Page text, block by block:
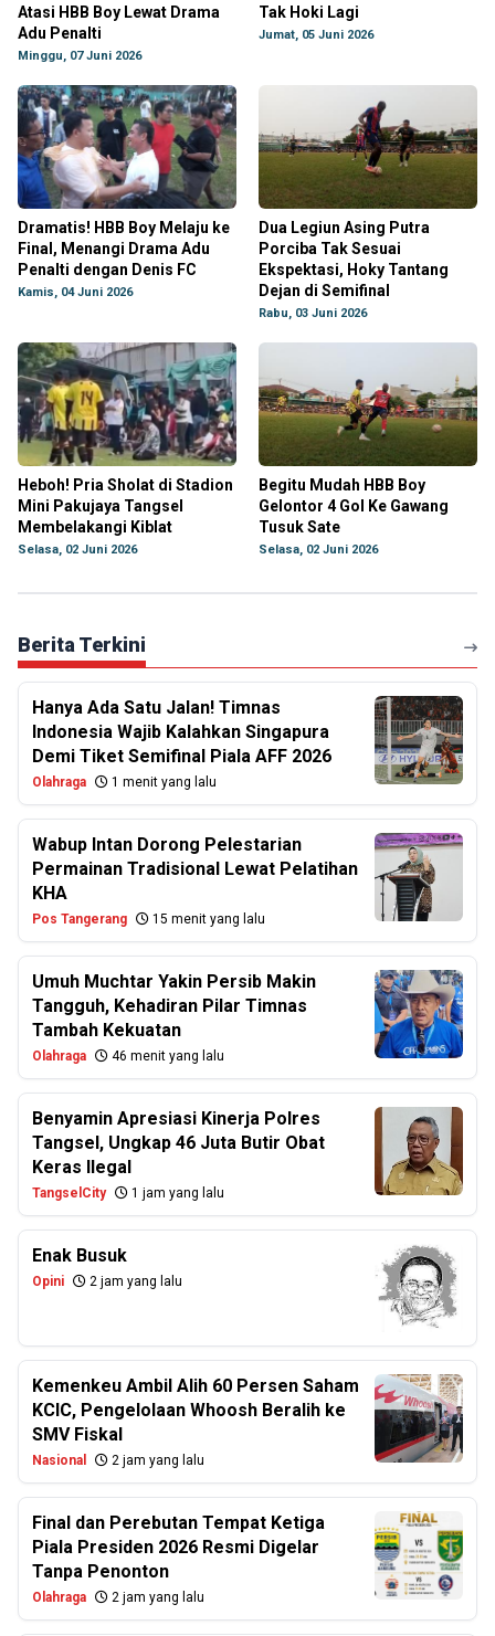
Atasi HBB Boy Lewat Drama
Adu Penalti
Minggu, 07 Juni 2026
Tak Hoki Lagi
Jumat, 05 Juni 2026
Dramatis! HBB Boy Melaju ke
Final, Menangi Drama Adu
Penalti dengan Denis FC
Kamis, 04 Juni 2026
Dua Legiun Asing Putra
Porciba Tak Sesuai
Ekspektasi, Hoky Tantang
Dejan di Semifinal
Rabu, 03 Juni 2026
Heboh! Pria Sholat di Stadion
Mini Pakujaya Tangsel
Membelakangi Kiblat
Selasa, 02 Juni 2026
Begitu Mudah HBB Boy
Gelontor 4 Gol Ke Gawang
Tusuk Sate
Selasa, 02 Juni 2026
Berita Terkini
Hanya Ada Satu Jalan! Timnas
Indonesia Wajib Kalahkan Singapura
Demi Tiket Semifinal Piala AFF 2026
Olahraga 1 menit yang lalu
Wabup Intan Dorong Pelestarian
Permainan Tradisional Lewat Pelatihan
KHA
Pos Tangerang 15 menit yang lalu
Umuh Muchtar Yakin Persib Makin
Tangguh, Kehadiran Pilar Timnas
Tambah Kekuatan
Olahraga 46 menit yang lalu
Benyamin Apresiasi Kinerja Polres
Tangsel, Ungkap 46 Juta Butir Obat
Keras Ilegal
TangselCity 1 jam yang lalu
Enak Busuk
Opini 2 jam yang lalu
Kemenkeu Ambil Alih 60 Persen Saham
KCIC, Pengelolaan Whoosh Beralih ke
SMV Fiskal
Nasional 2 jam yang lalu
Final dan Perebutan Tempat Ketiga
Piala Presiden 2026 Resmi Digelar
Tanpa Penonton
Olahraga 2 jam yang lalu